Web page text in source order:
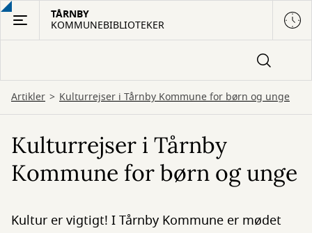
Gå
hovedindhold
TÅRNBY
KOMMUNEBIBLIOTEKER
Artikler Kulturrejser i Tårnby Kommune for børn og unge
Kulturrejser i Tårnby
Kommune for børn og unge
Kultur er vigtigt! I Tårnby Kommune er mødet